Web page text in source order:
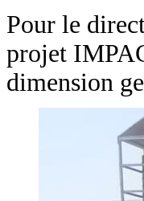
Pour le
projet
dimension